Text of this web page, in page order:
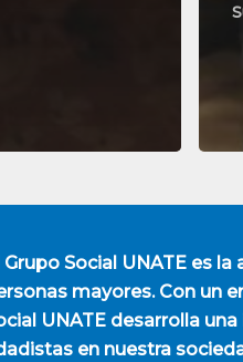
Grupo Social UNATEes la
mayores. Con un
UNATE desarrolla
en nuestra